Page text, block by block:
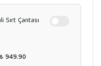
Sırt Çantası
₺ 949.90